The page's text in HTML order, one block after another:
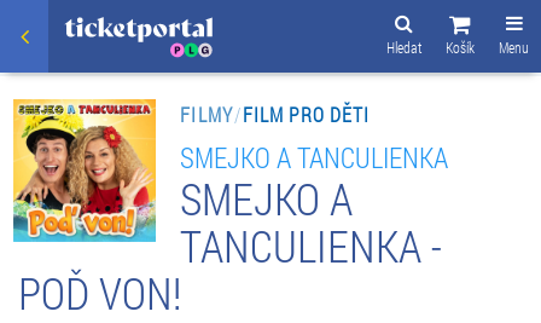
Menu
Košík
Hledat
FILMY/FILM PRO DĚTI
SMEJKO A TANCULIENKA
SMEJKO A
TANCULIENKA -
POĎ VON!